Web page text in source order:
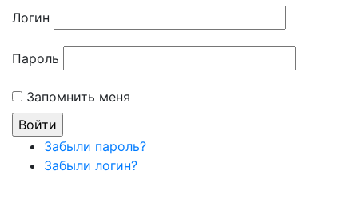
Логин
Пароль
Запомнить меня
Забыли пароль?
Забыли логин?